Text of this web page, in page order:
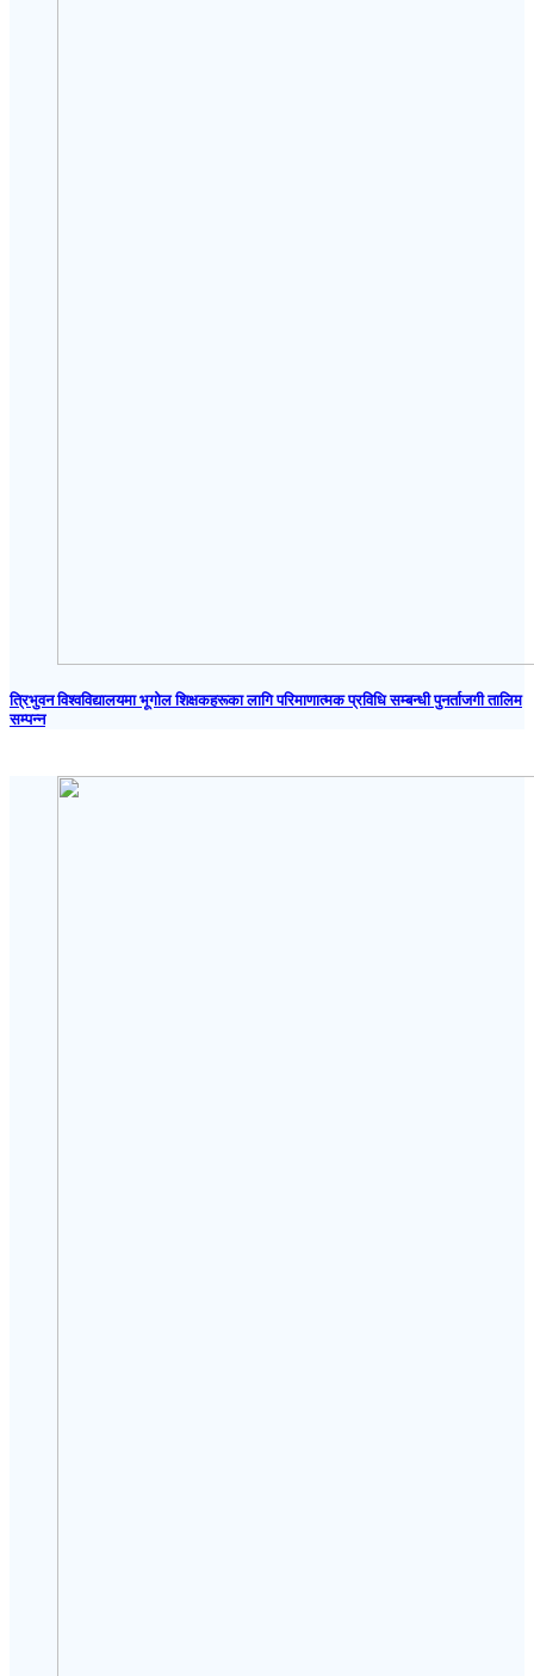
त्रिभुवन विश्वविद्यालयमा भूगोल शिक्षकहरूका लागि परिमाणात्मक प्रविधि सम्बन्धी पुनर्ताजगी तालिम
सम्पन्न